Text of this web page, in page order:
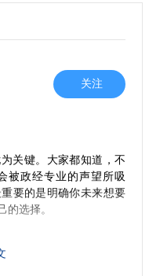
关注
关键。大家都知道，不
被政经专业的声望所吸
要的是明确你未来想要
的选择。
说，政经专业虽然理论